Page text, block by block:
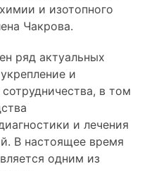
и изотопного
Чакрова.
ряд актуальных
и
в том
и лечения
В настоящее время
одним из